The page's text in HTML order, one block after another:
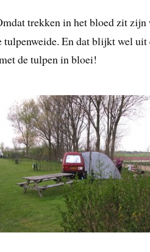
trekken in het bloed zit zijn
tulpenweide. En dat blijkt wel
de tulpen in bloei!